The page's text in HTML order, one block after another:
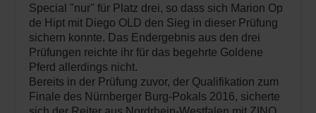
Special "nur" für Platz drei, so dass sich Marion Op
de Hipt mit Diego OLD den Sieg in dieser Prüfung
sichern konnte. Das Endergebnis aus den drei
Prüfungen reichte ihr für das begehrte Goldene
Pferd allerdings nicht.
Bereits in der Prüfung zuvor, der Qualifikation zum
Finale des Nürnberger Burg-Pokals 2016, sicherte